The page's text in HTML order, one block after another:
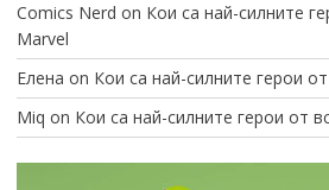
Comics Nerd on Кои са най-силните
Marvel
Елена on Кои са най-силните герои
Miq on Кои са най-силните герои от